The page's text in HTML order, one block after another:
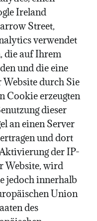
Ireland
Street,
verwendet
die auf Ihrem
und die eine
Website durch Sie
Cookie erzeugten
dieser
an einen Server
und dort
der IP-
Website, wird
jedoch innerhalb
Union
des